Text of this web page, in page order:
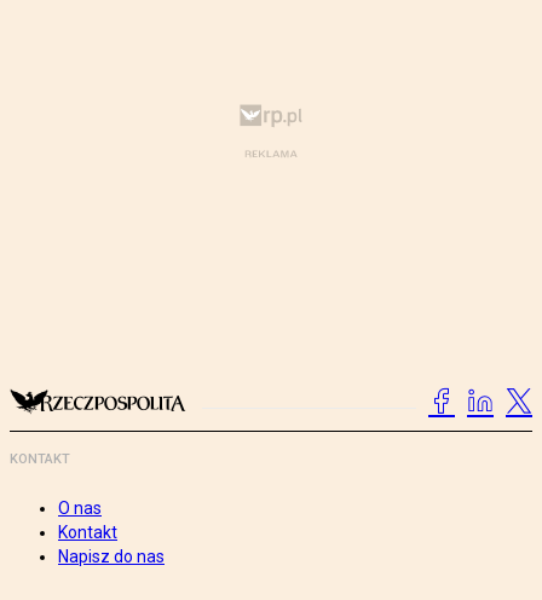
KONTAKT
O nas
Kontakt
Napisz do nas